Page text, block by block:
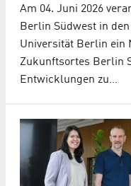
Am 04. Juni 2026
Berlin Südwest in
Universität Berlin ein
Zukunftsortes Berlin
Entwicklungen zu…